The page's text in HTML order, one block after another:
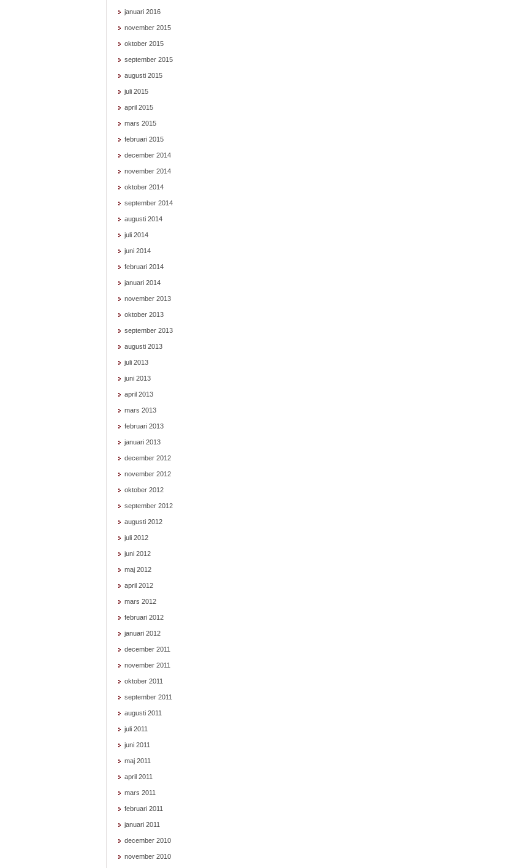
januari 2016
november 2015
oktober 2015
september 2015
augusti 2015
juli 2015
april 2015
mars 2015
februari 2015
december 2014
november 2014
oktober 2014
september 2014
augusti 2014
juli 2014
juni 2014
februari 2014
januari 2014
november 2013
oktober 2013
september 2013
augusti 2013
juli 2013
juni 2013
april 2013
mars 2013
februari 2013
januari 2013
december 2012
november 2012
oktober 2012
september 2012
augusti 2012
juli 2012
juni 2012
maj 2012
april 2012
mars 2012
februari 2012
januari 2012
december 2011
november 2011
oktober 2011
september 2011
augusti 2011
juli 2011
juni 2011
maj 2011
april 2011
mars 2011
februari 2011
januari 2011
december 2010
november 2010